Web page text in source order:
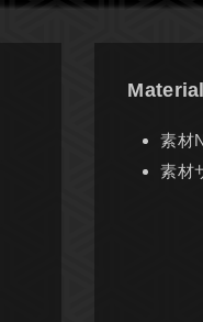
素材
素材